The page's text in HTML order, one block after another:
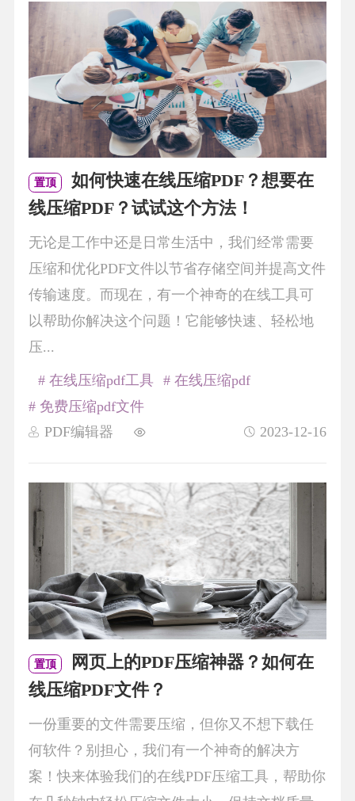
置顶
如何快速在线压缩PDF？想要在
线压缩PDF？试试这个方法！
无论是工作中还是日常生活中，我们经常需要
压缩和优化PDF文件以节省存储空间并提高文件
传输速度。而现在，有一个神奇的在线工具可
以帮助你解决这个问题！它能够快速、轻松地
压...
PDF编辑器 2023-12-16
# 在线压缩pdf工具
# 在线压缩pdf
# 免费压缩pdf文件
置顶
网页上的PDF压缩神器？如何在
线压缩PDF文件？
一份重要的文件需要压缩，但你又不想下载任
何软件？别担心，我们有一个神奇的解决方
案！快来体验我们的在线PDF压缩工具，帮助你